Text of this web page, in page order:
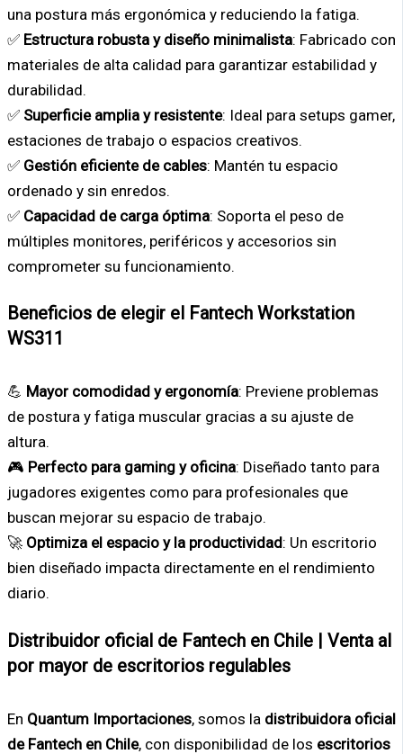
una postura más ergonómica y reduciendo la fatiga.
✅ Estructura robusta y diseño minimalista: Fabricado con
materiales de alta calidad para garantizar estabilidad y
durabilidad.
✅ Superficie amplia y resistente: Ideal para setups gamer,
estaciones de trabajo o espacios creativos.
✅ Gestión eficiente de cables: Mantén tu espacio
ordenado y sin enredos.
✅ Capacidad de carga óptima: Soporta el peso de
múltiples monitores, periféricos y accesorios sin
comprometer su funcionamiento.
Beneficios de elegir el Fantech Workstation
WS311
💪 Mayor comodidad y ergonomía: Previene problemas
de postura y fatiga muscular gracias a su ajuste de
altura.
🎮 Perfecto para gaming y oficina: Diseñado tanto para
jugadores exigentes como para profesionales que
buscan mejorar su espacio de trabajo.
🚀 Optimiza el espacio y la productividad: Un escritorio
bien diseñado impacta directamente en el rendimiento
diario.
Distribuidor oficial de Fantech en Chile | Venta al
por mayor de escritorios regulables
En Quantum Importaciones, somos la distribuidora oficial
de Fantech en Chile, con disponibilidad de los escritorios